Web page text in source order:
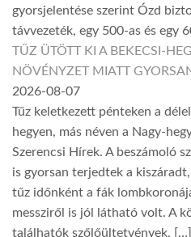
gyorsjelentése szerint Ózd
távvezeték, egy 500-as és egy
TŰZ ÜTÖTT KI A BEKECSI-
NÖVÉNYZET MIATT
2026-08-07
Tűz keletkezett pénteken a
hegyen, más néven a Nagy-
Szerencsi Hírek. A beszámoló
is gyorsan terjedtek a
tűz időnként a fák
messziről is jól látható volt. A
találhatók szőlőültetvények, […]